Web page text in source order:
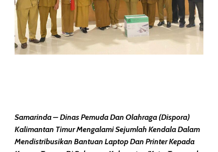
Samarinda – Dinas Pemuda Dan Olahraga (Dispora)
Kalimantan Timur Mengalami Sejumlah Kendala Dalam
Mendistribusikan Bantuan Laptop Dan Printer Kepada